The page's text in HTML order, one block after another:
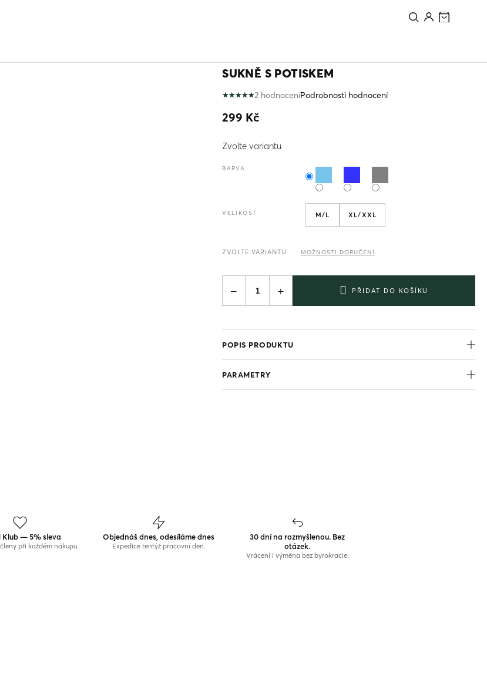
SUKNĚ S POTISKEM
Průměrné
produktu
5,0
5
2 hodnoceníPodrobnosti hodnocení
299 Kč
cena:
Zvolte variantu
BARVA
VELIKOST M/L XL/XXL
ZVOLTE VARIANTU MOŽNOSTI DORUČENÍ
+
− PŘIDAT DO KOŠÍKU
POPIS PRODUKTU
PARAMETRY
Klub — 5% sleva
při každém nákupu.
Objednáš dnes, odesíláme dnes
Expedice tentýž pracovní den.
30 dní na rozmyšlenou. Bez
otázek.
Vrácení i výměna bez byrokracie.